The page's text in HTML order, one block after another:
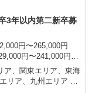
3年以内第二新卒募
円〜265,000円
円〜241,000円
※地域手当含む ※交
目を参照 ◎キャ
考値） 一般職（平均
ア、関東エリア、東海
リア、九州エリア ※